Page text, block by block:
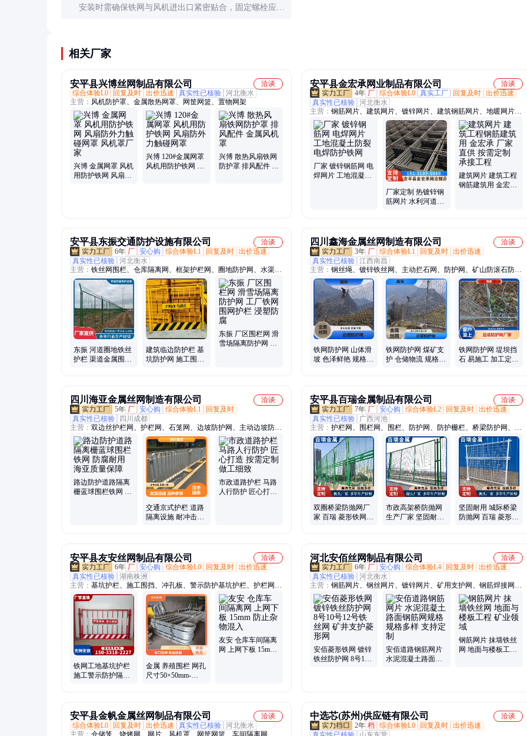
安装时需确保铁网与风机进出口紧密贴合，固定螺栓应均
相关厂家
安平县兴博丝网制品有限公司
洽谈
综合体验L0
回复及时 出价迅速 真实性已核验 河北衡水
主营： 风机防护罩、金属散热网罩、网筐网篮、置物网架
兴博 金属网罩 风机
用防护铁网 风扇防
兴博 120#金属网罩
风机用防护铁网 风
兴博 散热风扇铁网
防护罩 排风配件 金
安平县金宏承网业制品有限公司
洽谈
4年 厂 综合体验L0 真实工厂 回复及时 出价迅速
真实性已核验 河北衡水
主营： 钢筋网片、建筑网片、镀锌网片、建筑钢筋网片、地暖网片、
景观电焊石笼网、防裂钢丝网片、CRB550钢筋网片、冷轧带肋钢筋
网片、HRB400钢筋网片、建筑钢丝网片、镀锌钢丝网片、不锈钢网
片、密纹(防爬)网片、碰焊网、HPB300钢筋网片、热镀锌钢丝网
厂家 镀锌钢筋网 电
焊网片 工地混凝土
厂家定制 热镀锌钢
筋网片 水利河道防
建筑网片 建筑工程
钢筋建筑用 金宏承
安平县东振交通防护设施有限公司
洽谈
6年 厂 安心购 综合体验L1 回复及时 出价迅速
真实性已核验 河北衡水
主营： 铁丝网围栏、仓库隔离网、框架护栏网、圈地防护网、水渠防
护网、绿色铁丝网、铁丝网护栏、车间护栏、圈地围栏网、基坑护
栏、双边丝护栏、球场护栏、球场围网、体育场围网、车间围栏网、
光伏围栏、养殖铁丝网、车间围挡、施工围挡、桥梁防抛网、机器人
护栏网、水库围栏网、圈地护栏网、保税区护栏
东振 河道圈地铁丝
护栏 渠道金属围栏
建筑临边防护栏 基
坑防护网 施工围挡
东振 厂区围栏网 滑
雪场隔离防护网 工
四川鑫海金属丝网制造有限公司
洽谈
3年 厂 综合体验L1 回复及时 出价迅速
真实性已核验 江西南昌
主营： 钢丝绳、镀锌铁丝网、主动拦石网、防护网、矿山防滚石防
护、边坡护栏网、危岩包裹缠绕网、高速公路拦截网
铁网防护网 山体滑
坡 色泽鲜艳 规格齐
铁网防护网 煤矿支
护 仓储物流 规格齐
铁网防护网 堤坝挡
石 易施工 加工定制
四川海亚金属丝网制造有限公司
洽谈
5年 厂 安心购 综合体验L1
回复及时
真实性已核验
四川成都
主营： 双边丝护栏网、护栏网、石笼网、边坡防护网、主动边坡防护
网、被动边坡防护网、钢格板、电焊网、声屏障、基坑护栏、防盗
网、金属编织网、柔性揽索护栏网、镀锌围栏、锌钢护栏、框网护
栏、桃形柱护栏、建筑网片、围栏网、隔离网、护栏网厂家、铁丝网
围栏、双边丝护栏、格宾石笼网
路边防护道路隔离
栅蓝球围栏铁网 防
交通京式护栏 道路
隔离设施 耐冲击抗
市政道路护栏 马路
人行防护 匠心打造
安平县百瑞金属制品有限公司
洽谈
7年 厂 安心购 综合体验L2 回复及时 出价迅速
真实性已核验
广西河池
主营： 护栏网、围栏网、围栏、防护网、防护栅栏、桥梁防护网、防
护栏、焊接网隔离栅、钢板网隔离栅、隔离栅、隔离栏、焊接网、刀
片刺、围界网、防抛网、围刺网、基坑护栏、网围栏、机场围界、铁
蒺藜、铁路护栏、栅栏、围墙护栏、防落网
双圈桥梁防抛网厂
家 百瑞 菱形铁网
市政高架桥防抛网
生产厂家 坚固耐用
坚固耐用 城际桥梁
防抛网 百瑞 菱形铁
安平县友安丝网制品有限公司
洽谈
6年 厂 安心购 综合体验L0 回复及时 出价迅速
真实性已核验 湖南株洲
主营： 基坑护栏、施工围挡、冲孔板、警示防护基坑护栏、护栏网、
圆孔网、冲孔围挡、不锈钢冲孔网、筛网板、圆孔托盘、穿孔板、冲
孔通风网板、市政护栏、锌钢护栏、草坪护栏、道路护栏、小区围
栏、电梯门井口
铁网工地基坑护栏
施工警示防护隔离
金属 养殖围栏 网孔
尺寸50×50mm-
友安 仓库车间隔离
网 上网下板 15mm
河北安佰丝网制品有限公司
洽谈
6年 厂 安心购 综合体验L4 回复及时 出价迅速
真实性已核验 河北衡水
主营： 钢筋网片、钢丝网片、镀锌网片、矿用支护网、钢筋焊接网、
防裂钢丝网、地暖钢丝网片、菱形网、建筑网片、地坪地面钢筋网
片、混凝土地面钢丝网片、地坪钢筋网片
安佰菱形铁网 镀锌
铁丝防护网 8号10
安佰道路钢筋网片
水泥混凝土路面钢
钢筋网片 抹墙铁丝
网 地面与楼板工程
安平县金帆金属丝网制品有限公司
洽谈
综合体验L0
回复及时 出价迅速 真实性已核验 河北衡水
主营： 仓储笼、烧烤网、网片、风机罩、网筐网篮、车间隔离网、装
中选芯(苏州)供应链有限公司
洽谈
2年 档 综合体验L0 回复及时 出价迅速